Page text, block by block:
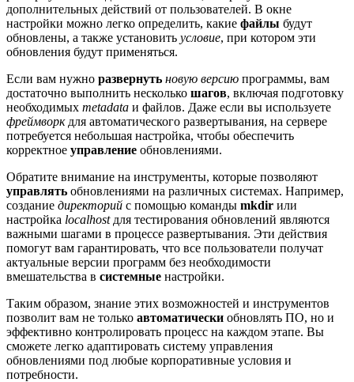
дополнительных действий от пользователей. В окне
настройки можно легко определить, какие файлы будут
обновлены, а также установить условие, при котором эти
обновления будут применяться.
Если вам нужно развернуть новую версию программы, вам
достаточно выполнить несколько шагов, включая подготовку
необходимых metadata и файлов. Даже если вы используете
фреймворкдля автоматического развертывания, на сервере
потребуется небольшая настройка, чтобы обеспечить
корректное управление обновлениями.
Обратите внимание на инструменты, которые позволяют
управлять обновлениями на различных системах. Например,
создание директорий с помощью команды mkdir или
настройка localhostдля тестирования обновлений являются
важными шагами в процессе развертывания. Эти действия
помогут вам гарантировать, что все пользователи получат
актуальные версии программ без необходимости
вмешательства в системные настройки.
Таким образом, знание этих возможностей и инструментов
позволит вам не только автоматически обновлять ПО, но и
эффективно контролировать процесс на каждом этапе. Вы
сможете легко адаптировать систему управления
обновлениями под любые корпоративные условия и
потребности.